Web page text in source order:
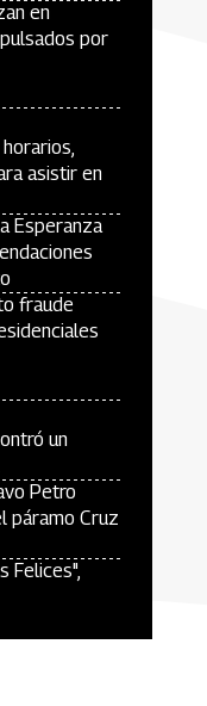
en
por
asistir en
Esperanza
fraude
un
Petro
páramo Cruz
Felices",